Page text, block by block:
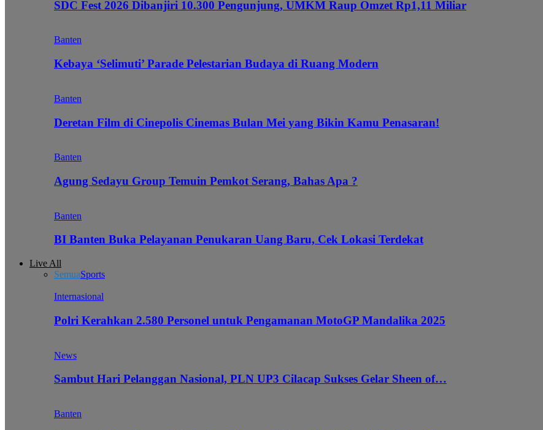
SDC Fest 2026 Dibanjiri 10.300 Pengunjung, UMKM Raup Omzet Rp1,11 Miliar
Banten
Kebaya ‘Selimuti’ Parade Pelestarian Budaya di Ruang Modern
Banten
Deretan Film di Cinepolis Cinemas Bulan Mei yang Bikin Kamu Penasaran!
Banten
Agung Sedayu Group Temuin Pemkot Serang, Bahas Apa ?
Banten
BI Banten Buka Pelayanan Penukaran Uang Baru, Cek Lokasi Terdekat
Live All
SemuaSports
Internasional
Polri Kerahkan 2.580 Personel untuk Pengamanan MotoGP Mandalika 2025
News
Sambut Hari Pelanggan Nasional, PLN UP3 Cilacap Sukses Gelar Sheen of…
Banten